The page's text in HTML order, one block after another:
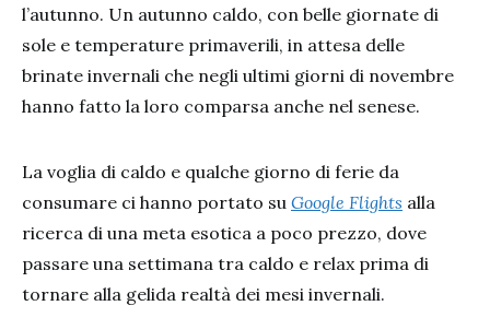
l’autunno. Un autunno caldo, con belle giornate di
sole e temperature primaverili, in attesa delle
brinate invernali che negli ultimi giorni di novembre
hanno fatto la loro comparsa anche nel senese.
La voglia di caldo e qualche giorno di ferie da
consumare ci hanno portato su Google Flights alla
ricerca di una meta esotica a poco prezzo, dove
passare una settimana tra caldo e relax prima di
tornare alla gelida realtà dei mesi invernali.